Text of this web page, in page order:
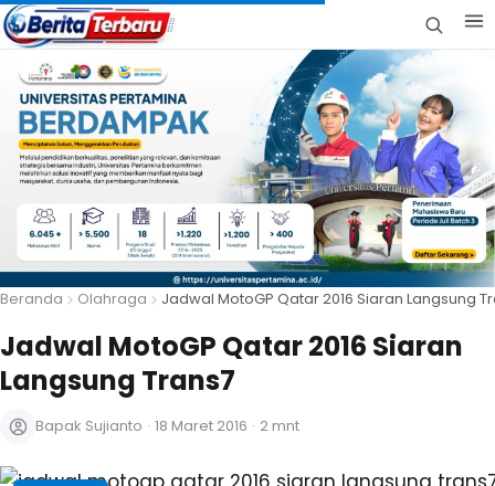
Beranda Olahraga Jadwal MotoGP Qatar 2016 Siaran Langsung
Jadwal MotoGP Qatar 2016 Siaran
Langsung Trans7
Bapak Sujianto · 18 Maret 2016 · 2 mnt